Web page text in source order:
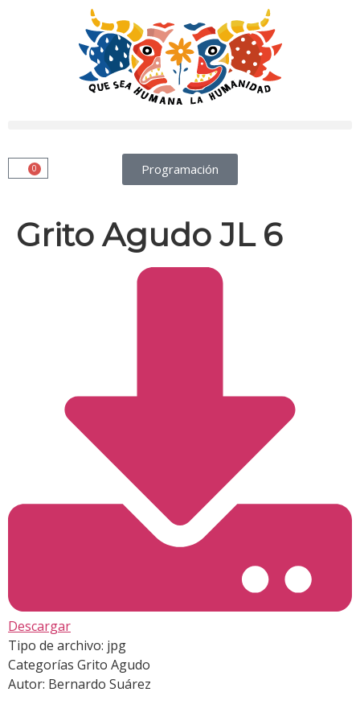
Programación
0
Grito Agudo JL 6
Descargar
Tipo de archivo: jpg
Categorías Grito Agudo
Autor: Bernardo Suárez